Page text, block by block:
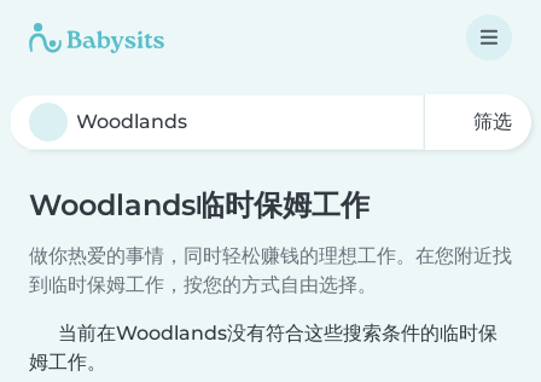
筛选
Woodlands临时保姆工作
做你热爱的事情，同时轻松赚钱的理想工作。在您附近找
到临时保姆工作，按您的方式自由选择。
当前在Woodlands没有符合这些搜索条件的临时保
姆工作。